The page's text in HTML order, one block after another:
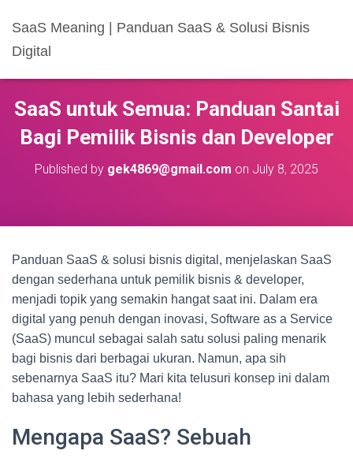
SaaS Meaning | Panduan SaaS & Solusi Bisnis
Digital
SaaS untuk Semua: Panduan Santai
Bagi Pemilik Bisnis dan Developer
Published by gek4869@gmail.com on July 8, 2025
Panduan SaaS & solusi bisnis digital, menjelaskan SaaS
dengan sederhana untuk pemilik bisnis & developer,
menjadi topik yang semakin hangat saat ini. Dalam era
digital yang penuh dengan inovasi, Software as a Service
(SaaS) muncul sebagai salah satu solusi paling menarik
bagi bisnis dari berbagai ukuran. Namun, apa sih
sebenarnya SaaS itu? Mari kita telusuri konsep ini dalam
bahasa yang lebih sederhana!
Mengapa SaaS? Sebuah